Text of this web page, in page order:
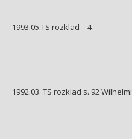
1993.05.TS rozklad – 4
1992.03. TS rozklad s. 92 Wilhelmi